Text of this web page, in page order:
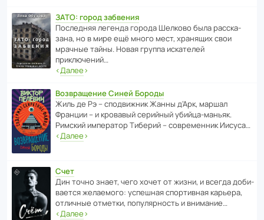
ЗАТО: город забвения
После­дняя легенда города Шелково была расска­
зана, но в мире ещё много мест, хранящих свои
мрачные тайны. Новая группа иска­телей
приключений…
‹Далее›
Возвращение Синей Бороды
Жиль де Рэ – спод­ви­жник Жанны д’Арк, маршал
Франции – и кровавый серийный убийца-маньяк.
Римский импе­ратор Тиберий – совре­менник Иисуса…
‹Далее›
Счет
Дин точно знает, чего хочет от жизни, и всегда доби­
ва­ется жела­е­мого: успе­шная спор­ти­вная карьера,
отли­чные отметки, попу­ля­р­ность и внимание…
‹Далее›